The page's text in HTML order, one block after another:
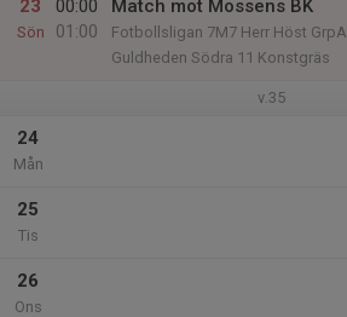
23
Sön
00:00
01:00
Match mot Mossens BK
Fotbollsligan 7M7 Herr Höst GrpA
Guldheden Södra 11 Konstgräs
v.35
24
Mån
25
Tis
26
Ons